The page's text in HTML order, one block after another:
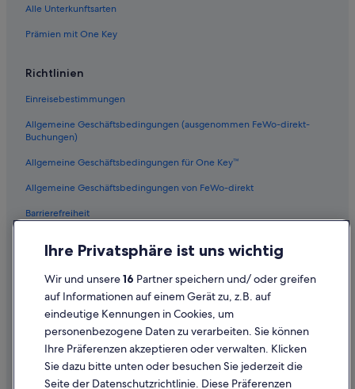
Alle Unterkunftsarten
Prämien mit One Key
Richtlinien
Einreisebestimmungen
Allgemeine Geschäftsbedingungen (ausgenommen FeWo-direkt-
Buchungen)
Allgemeine Geschäftsbedingungen für One Key™
Allgemeine Geschäftsbedingungen von FeWo-direkt
Barrierefreiheit
Inhaltsrichtlinien und Melden von Inhalten
Hilfe
Hilfe
Ihre Privatsphäre ist uns wichtig
Wir und unsere16 Partner speichern und/ oder greifen
auf Informationen auf einem Gerät zu, z.B. auf
eindeutige Kennungen in Cookies, um
personenbezogene Daten zu verarbeiten. Sie können
Ihre Präferenzen akzeptieren oder verwalten. Klicken
Sie dazu bitte unten oder besuchen Sie jederzeit die
Seite der Datenschutzrichtlinie. Diese Präferenzen